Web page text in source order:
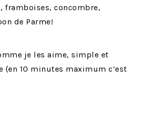
, framboises, concombre,
de Parme!
je les aime, simple et
(en 10 minutes maximum c’est